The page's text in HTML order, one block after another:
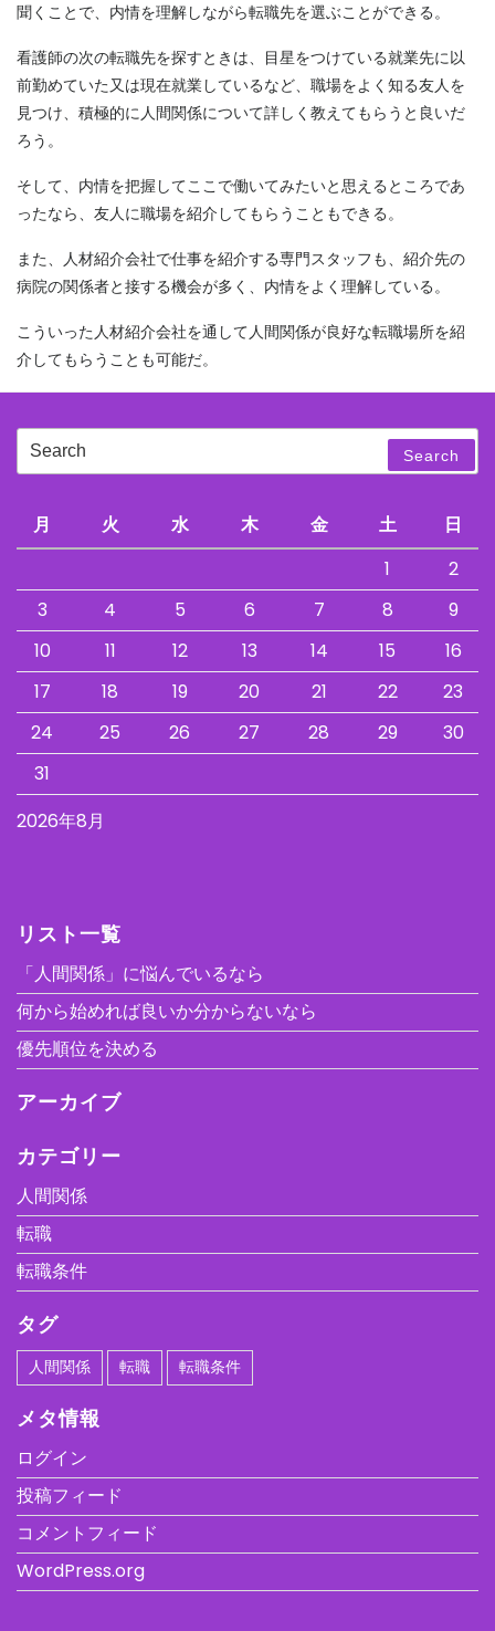
聞くことで、内情を理解しながら転職先を選ぶことができる。
看護師の次の転職先を探すときは、目星をつけている就業先に以
前勤めていた又は現在就業しているなど、職場をよく知る友人を
見つけ、積極的に人間関係について詳しく教えてもらうと良いだ
ろう。
そして、内情を把握してここで働いてみたいと思えるところであ
ったなら、友人に職場を紹介してもらうこともできる。
また、人材紹介会社で仕事を紹介する専門スタッフも、紹介先の
病院の関係者と接する機会が多く、内情をよく理解している。
こういった人材紹介会社を通して人間関係が良好な転職場所を紹
介してもらうことも可能だ。
Search
for:
Search
2026年8月
月 火 水 木 金 土
日
1
2
3
4 5 6 7 8
9
10
11 12 13 14 15
16
17
18 19 20 21 22
23
24
25 26 27 28 29
30
31
リスト一覧
「人間関係」に悩んでいるなら
何から始めれば良いか分からないなら
優先順位を決める
アーカイブ
カテゴリー
人間関係
転職
転職条件
タグ
人間関係 転職 転職条件
メタ情報
ログイン
投稿フィード
コメントフィード
WordPress.org